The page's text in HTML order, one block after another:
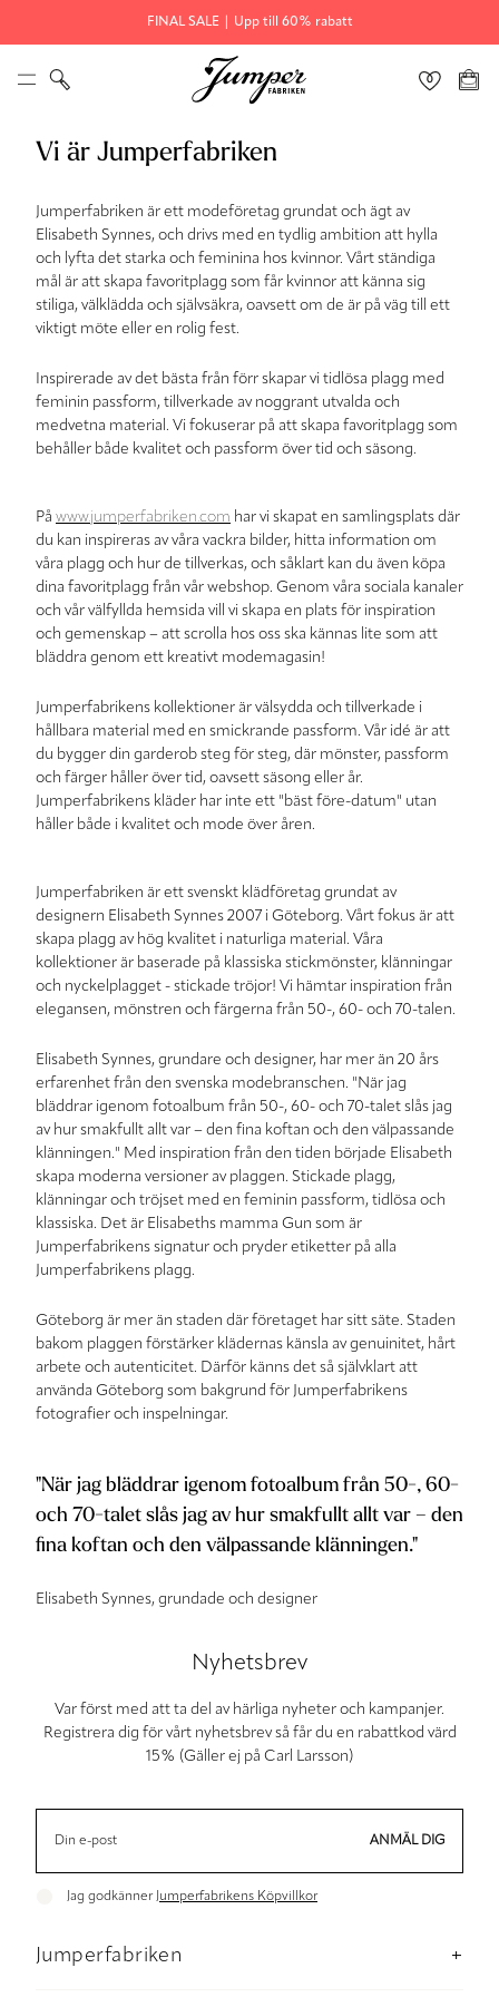
FINAL SALE | Upp till 60% rabatt
Vi är Jumperfabriken
Jumperfabriken är ett modeföretag grundat och ägt av
Elisabeth Synnes, och drivs med en tydlig ambition att hylla
och lyfta det starka och feminina hos kvinnor. Vårt ständiga
mål är att skapa favoritplagg som får kvinnor att känna sig
stiliga, välklädda och självsäkra, oavsett om de är på väg till ett
viktigt möte eller en rolig fest.
Inspirerade av det bästa från förr skapar vi tidlösa plagg med
feminin passform, tillverkade av noggrant utvalda och
medvetna material. Vi fokuserar på att skapa favoritplagg som
behåller både kvalitet och passform över tid och säsong.
På www.jumperfabriken.com har vi skapat en samlingsplats där
du kan inspireras av våra vackra bilder, hitta information om
våra plagg och hur de tillverkas, och såklart kan du även köpa
dina favoritplagg från vår webshop. Genom våra sociala kanaler
och vår välfyllda hemsida vill vi skapa en plats för inspiration
och gemenskap – att scrolla hos oss ska kännas lite som att
bläddra genom ett kreativt modemagasin!
Jumperfabrikens kollektioner är välsydda och tillverkade i
hållbara material med en smickrande passform. Vår idé är att
du bygger din garderob steg för steg, där mönster, passform
och färger håller över tid, oavsett säsong eller år.
Jumperfabrikens kläder har inte ett "bäst före-datum" utan
håller både i kvalitet och mode över åren.
Jumperfabriken är ett svenskt klädföretag grundat av
designern Elisabeth Synnes 2007 i Göteborg. Vårt fokus är att
skapa plagg av hög kvalitet i naturliga material. Våra
kollektioner är baserade på klassiska stickmönster, klänningar
och nyckelplagget - stickade tröjor! Vi hämtar inspiration från
elegansen, mönstren och färgerna från 50-, 60- och 70-talen.
Elisabeth Synnes, grundare och designer, har mer än 20 års
erfarenhet från den svenska modebranschen. "När jag
bläddrar igenom fotoalbum från 50-, 60- och 70-talet slås jag
av hur smakfullt allt var – den fina koftan och den välpassande
klänningen." Med inspiration från den tiden började Elisabeth
skapa moderna versioner av plaggen. Stickade plagg,
klänningar och tröjset med en feminin passform, tidlösa och
klassiska. Det är Elisabeths mamma Gun som är
Jumperfabrikens signatur och pryder etiketter på alla
Jumperfabrikens plagg.
Göteborg är mer än staden där företaget har sitt säte. Staden
bakom plaggen förstärker klädernas känsla av genuinitet, hårt
arbete och autenticitet. Därför känns det så självklart att
använda Göteborg som bakgrund för Jumperfabrikens
fotografier och inspelningar.
"När jag bläddrar igenom fotoalbum från 50-, 60-
och 70-talet slås jag av hur smakfullt allt var – den
fina koftan och den välpassande klänningen."
Elisabeth Synnes, grundade och designer
Nyhetsbrev
Var först med att ta del av härliga nyheter och kampanjer.
Registrera dig för vårt nyhetsbrev så får du en rabattkod värd
15% (Gäller ej på Carl Larsson)
ANMÄL DIG
Jag godkänner Jumperfabrikens Köpvillkor
Jumperfabriken